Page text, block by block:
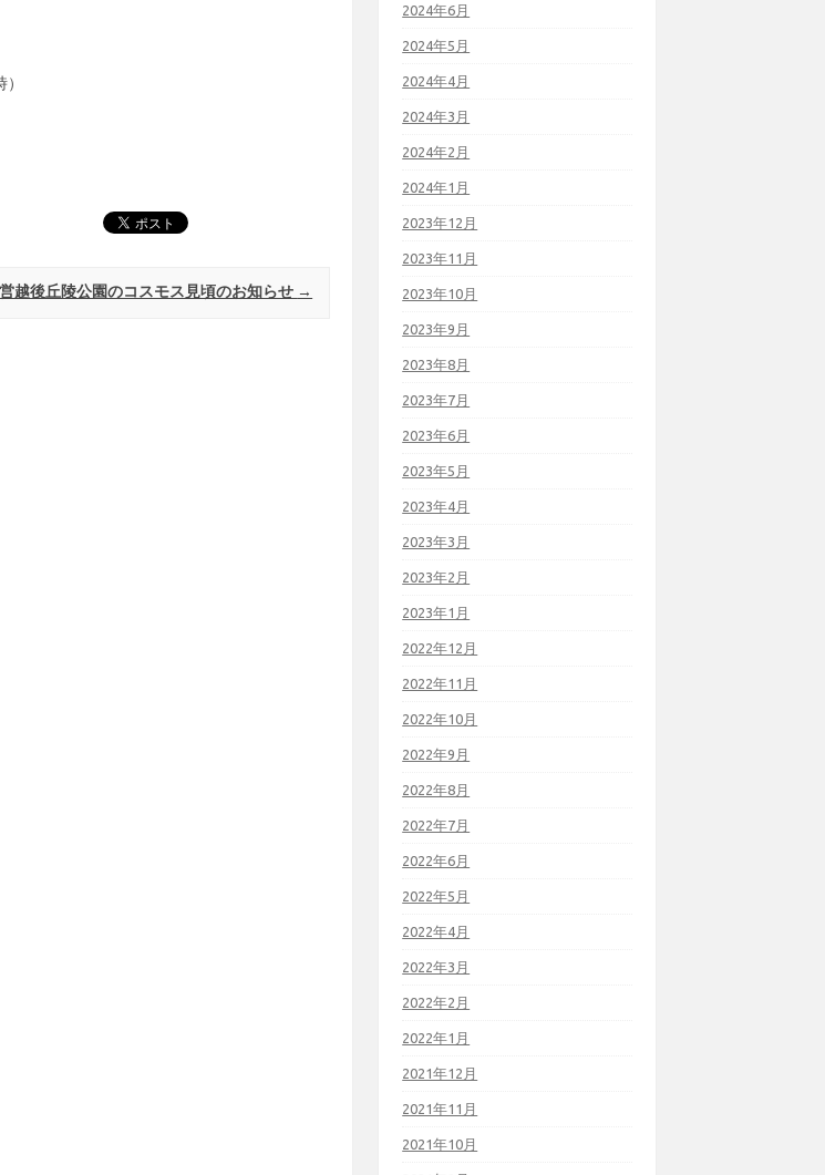
）
越後丘陵公園のコスモス見頃のお知らせ →
2024年6月
2024年5月
2024年4月
2024年3月
2024年2月
2024年1月
2023年12月
2023年11月
2023年10月
2023年9月
2023年8月
2023年7月
2023年6月
2023年5月
2023年4月
2023年3月
2023年2月
2023年1月
2022年12月
2022年11月
2022年10月
2022年9月
2022年8月
2022年7月
2022年6月
2022年5月
2022年4月
2022年3月
2022年2月
2022年1月
2021年12月
2021年11月
2021年10月